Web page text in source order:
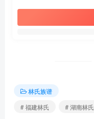
林氏族谱
# 福建林氏
# 湖南林氏